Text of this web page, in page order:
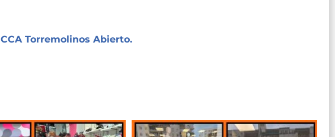
CCA Torremolinos Abierto.